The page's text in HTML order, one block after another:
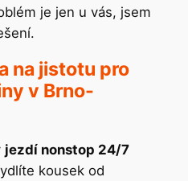
je jen u vás, jsem
na jistotu pro
v Brno-
jezdí nonstop 24/7
kousek od